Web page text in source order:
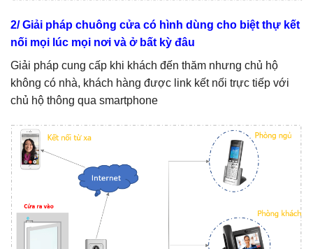
2/ Giải pháp chuông cửa có hình dùng cho biệt thự kết
nối mọi lúc mọi nơi và ở bất kỳ đâu
Giải pháp cung cấp khi khách đến thăm nhưng chủ hộ
không có nhà, khách hàng được link kết nối trực tiếp với
chủ hộ thông qua smartphone